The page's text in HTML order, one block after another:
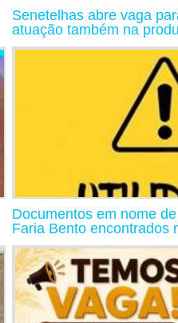
Senetelhas abre vaga
atuação também na
Documentos em nome
Faria Bento encontrados